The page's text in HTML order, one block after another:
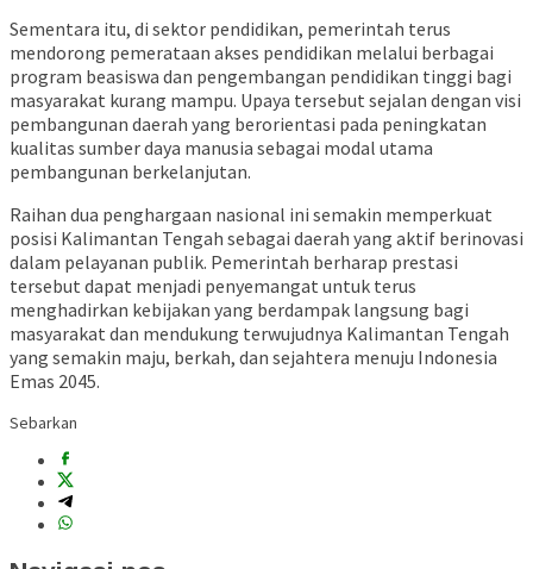
Sementara itu, di sektor pendidikan, pemerintah terus
mendorong pemerataan akses pendidikan melalui berbagai
program beasiswa dan pengembangan pendidikan tinggi bagi
masyarakat kurang mampu. Upaya tersebut sejalan dengan visi
pembangunan daerah yang berorientasi pada peningkatan
kualitas sumber daya manusia sebagai modal utama
pembangunan berkelanjutan.
Raihan dua penghargaan nasional ini semakin memperkuat
posisi Kalimantan Tengah sebagai daerah yang aktif berinovasi
dalam pelayanan publik. Pemerintah berharap prestasi
tersebut dapat menjadi penyemangat untuk terus
menghadirkan kebijakan yang berdampak langsung bagi
masyarakat dan mendukung terwujudnya Kalimantan Tengah
yang semakin maju, berkah, dan sejahtera menuju Indonesia
Emas 2045.
Sebarkan